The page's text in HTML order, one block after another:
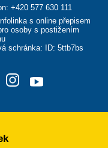
+420 577 630 111
s online přepisem
osoby s postižením
schránka: ID: 5ttb7bs